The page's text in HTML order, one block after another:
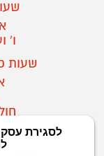
ו'
שעות